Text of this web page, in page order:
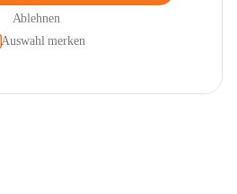
Ablehnen
Auswahl merken